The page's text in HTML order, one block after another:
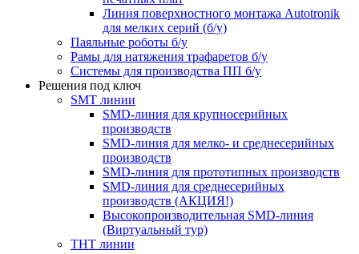
Линия поверхностного монтажа Autotronik
для мелких серий (б/у)
Паяльные роботы б/у
Рамы для натяжения трафаретов б/у
Системы для производства ПП б/у
Решения под ключ
SMT линии
SMD-линия для крупносерийных
производств
SMD-линия для мелко- и среднесерийных
производств
SMD-линия для прототипных производств
SMD-линия для среднесерийных
производств (АКЦИЯ!)
Высокопроизводительная SMD-линия
(Виртуальный тур)
THT линии